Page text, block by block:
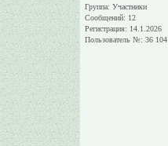
Группа: Участники
Сообщений: 12
Регистрация: 14.1.2026
Пользователь №: 36 104